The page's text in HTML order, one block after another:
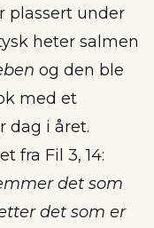
plassert under
heter salmen
og den ble
med et
dag i året.
fra Fil 3, 14:
det som
det som er